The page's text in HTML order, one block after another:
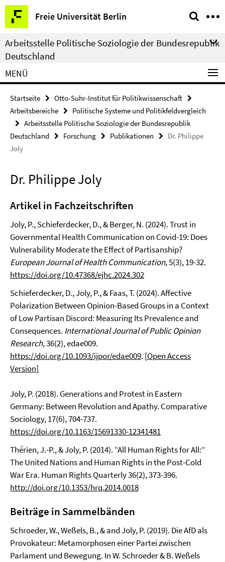
Springe
direkt
zu
Inhalt
Freie Universität Berlin
Service-
Navigation
Arbeitsstelle Politische Soziologie der Bundesrepublik
Deutschland
MENÜ
Startseite
Otto-Suhr-Institut für Politikwissenschaft
Arbeitsbereiche
Politische Systeme und Politikfeldvergleich
Arbeitsstelle Politische Soziologie der Bundesrepublik
Deutschland
Forschung Publikationen
Dr. Philippe
Joly
Dr. Philippe Joly
Artikel in Fachzeitschriften
Joly, P., Schieferdecker, D., & Berger, N. (2024). Trust in
Governmental Health Communication on Covid-19: Does
Vulnerability Moderate the Effect of Partisanship?
European Journal of Health Communication, 5(3), 19-32.
https://doi.org/10.47368/ejhc.2024.302
Schieferdecker, D., Joly, P., & Faas, T. (2024). Affective
Polarization Between Opinion-Based Groups in a Context
of Low Partisan Discord: Measuring Its Prevalence and
Consequences. International Journal of Public Opinion
Research, 36(2), edae009.
https://doi.org/10.1093/ijpor/edae009. [Open Access
Version]
Joly, P. (2018). Generations and Protest in Eastern
Germany: Between Revolution and Apathy. Comparative
Sociology, 17(6), 704-737.
https://doi.org/10.1163/15691330-12341481
Thérien, J.-P., & Joly, P. (2014). “All Human Rights for All:”
The United Nations and Human Rights in the Post-Cold
War Era. Human Rights Quarterly 36(2), 373-396.
http://doi.org/10.1353/hrq.2014.0018
Beiträge in Sammelbänden
Schroeder, W., Weßels, B., & and Joly, P. (2019). Die AfD als
Provokateur: Metamorphosen einer Partei zwischen
Parlament und Bewegung. In W. Schroeder & B. Weßels